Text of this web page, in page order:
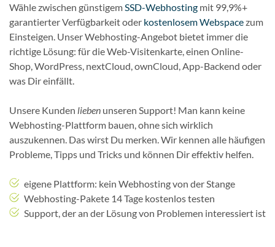
Wähle zwischen günstigem SSD-Webhosting mit 99,9%+
garantierter Verfügbarkeit oder kostenlosem Webspacezum
Einsteigen. Unser Webhosting-Angebot bietet immer die
richtige Lösung: für die Web-Visitenkarte, einen Online-
Shop, WordPress, nextCloud, ownCloud, App-Backend oder
was Dir einfällt.
Unsere Kunden lieben unseren Support! Man kann keine
Webhosting-Plattform bauen, ohne sich wirklich
auszukennen. Das wirst Du merken. Wir kennen alle häufigen
Probleme, Tipps und Tricks und können Dir effektiv helfen.
eigene Plattform: kein Webhosting von der Stange
Webhosting-Pakete 14 Tage kostenlos testen
Support, der an der Lösung von Problemen interessiert ist